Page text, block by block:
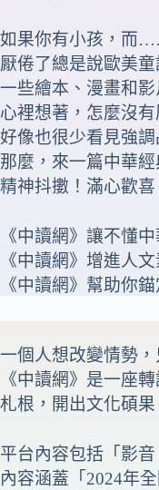
如果你有小孩，而
厭倦了總是說歐美
一些繪本、漫畫和
心裡想著，怎麼沒
好像也很少看見強
那麼，來一篇中華
精神抖擻！滿心歡喜
《中讀網》讓不懂
《中讀網》增進人
《中讀網》幫助你
一個人想改變情勢
《中讀網》是一座
札根，開出文化碩果
平台內容包括「影
內容涵蓋「2024年